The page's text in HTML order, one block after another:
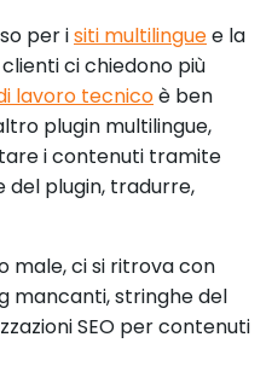
per isiti multilinguee la
ci chiedono più
lavoro tecnicoè ben
plugin multilingue,
i contenuti tramite
del plugin, tradurre,
male, ci si ritrova con
mancanti, stringhe del
SEO per contenuti